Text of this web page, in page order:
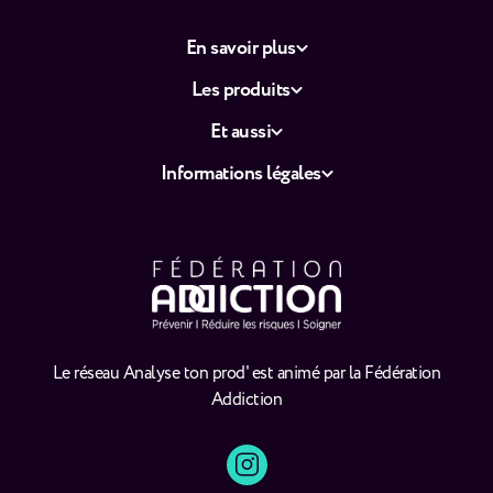
Le réseau Analyse ton prod' est animé par la Fédération
Addiction
En savoir plus
Les produits
Et aussi
Informations légales